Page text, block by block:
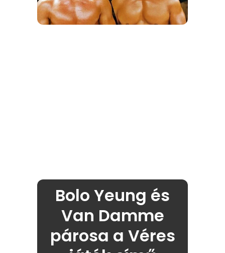
Bolo Yeung és
Van Damme
párosa a Véres